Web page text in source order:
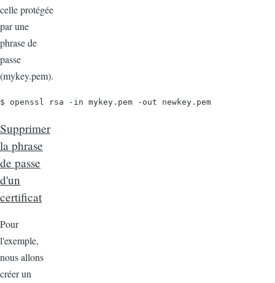
celle protégée
par une
phrase de
passe
(mykey.pem).
$ openssl rsa -in mykey.pem -out newkey.pem
Supprimer
la phrase
de passe
d'un
certificat
Pour
l'exemple,
nous allons
créer un